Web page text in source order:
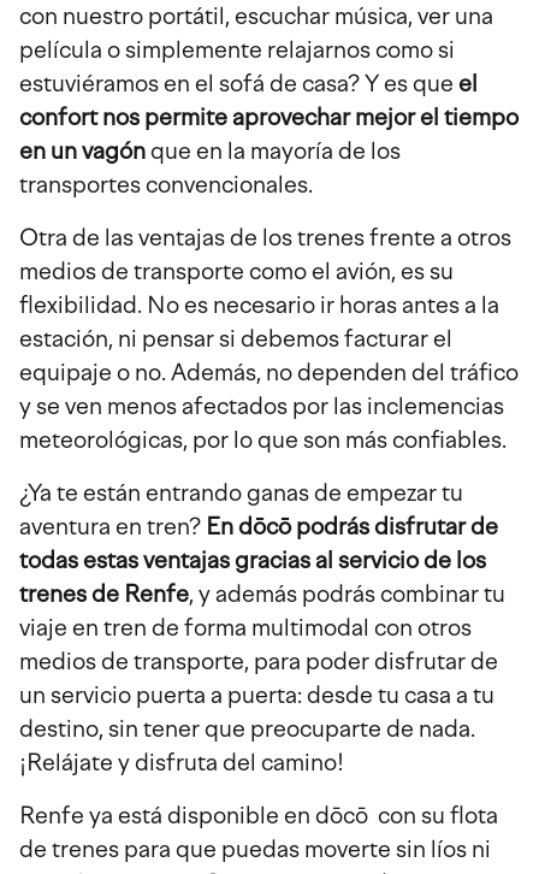
con nuestro portátil, escuchar música, ver una
película o simplemente relajarnos como si
estuviéramos en el sofá de casa? Y es que el
confort nos permite aprovechar mejor el tiempo
en un vagónque en la mayoría de los
transportes convencionales.
Otra de las ventajas de los trenes frente a otros
medios de transporte como el avión, es su
flexibilidad. No es necesario ir horas antes a la
estación, ni pensar si debemos facturar el
equipaje o no. Además, no dependen del tráfico
y se ven menos afectados por las inclemencias
meteorológicas, por lo que son más confiables.
¿Ya te están entrando ganas de empezar tu
aventura en tren? En dōcō podrás disfrutar de
todas estas ventajas gracias al servicio de los
trenes de Renfe, y además podrás combinar tu
viaje en tren de forma multimodal con otros
medios de transporte, para poder disfrutar de
un servicio puerta a puerta: desde tu casa a tu
destino, sin tener que preocuparte de nada.
¡Relájate y disfruta del camino!
Renfe ya está disponible en dōcō con su flota
de trenes para que puedas moverte sin líos ni